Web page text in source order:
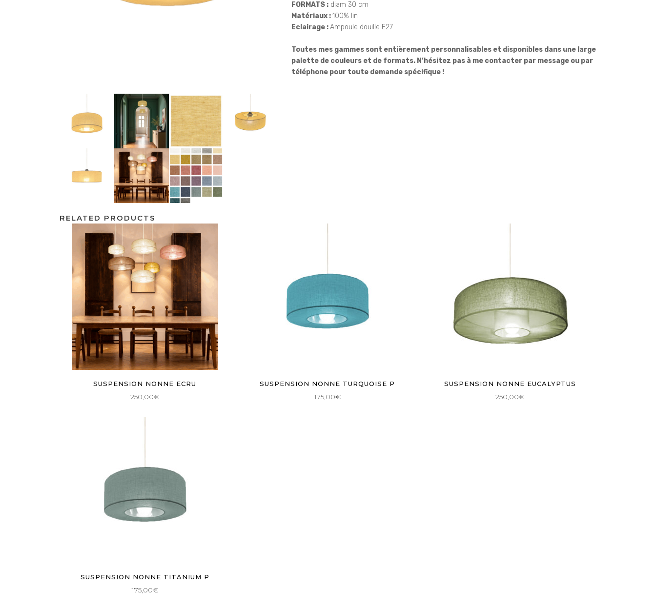
FORMATS : diam 30 cm
Matériaux :100% lin
Eclairage :Ampoule douille E27
Toutes mes gammes sont entièrement personnalisables et disponibles dans une large
palette de couleurs et de formats. N’hésitez pas à me contacter par message ou par
téléphone pour toute demande spécifique !
RELATED PRODUCTS
AJOUTER AU PANIER
SUSPENSION NONNE ECRU
250,00€
AJOUTER AU PANIER
SUSPENSION NONNE TURQUOISE P
175,00€
AJOUTER AU PANIER
SUSPENSION NONNE EUCALYPTUS
250,00€
AJOUTER AU PANIER
SUSPENSION NONNE TITANIUM P
175,00€